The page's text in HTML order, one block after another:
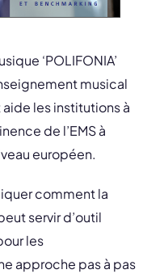
‘POLIFONIA’
musical
aide les institutions à
de l’EMS à
européen.
comment la
servir d’outil
les
approche pas à pas